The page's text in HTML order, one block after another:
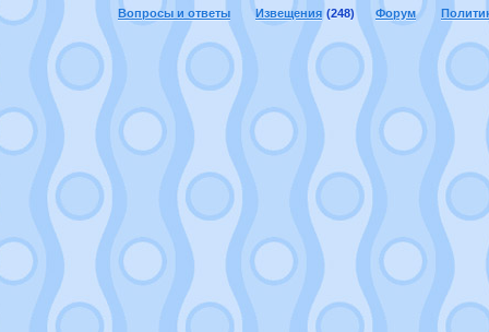
Вопросы и ответы Извещения (248) Форум